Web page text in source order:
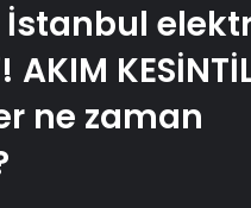
İstanbul
ne zaman